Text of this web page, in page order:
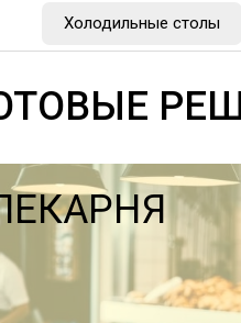
Холодильные столы